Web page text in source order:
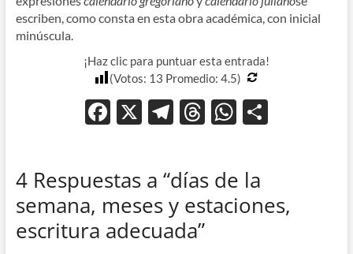
escriben, como consta en esta obra académica, con inicial
minúscula.
¡Haz clic para puntuar esta entrada!
(Votos: 13 Promedio:4.5)
F
b
o
o
X T
gr
a
m
T
a
ds
W
s
A ar
4 Respuestas a “días de la
semana, meses y estaciones,
escritura adecuada”